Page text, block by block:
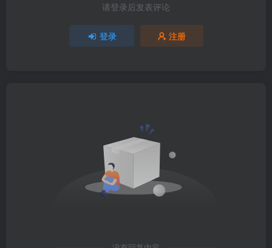
请登录后发表评论
登录 注册